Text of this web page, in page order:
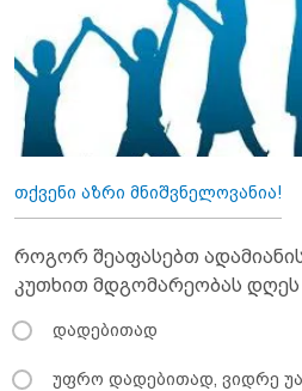
თქვენი აზრი მნიშვნელოვანია!
როგორ შეაფასებთ
კუთხით მდგომარეობას
დადებითად
უფრო დადებითად, ვიდრე